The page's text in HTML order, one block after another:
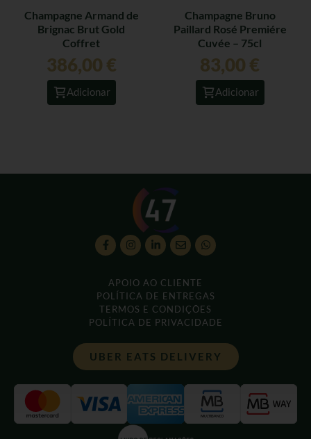
Champagne Armand de
Brignac Brut Gold
Coffret
386,00 €
Adicionar
Champagne Bruno
Paillard Rosé Premiére
Cuvée – 75cl
83,00 €
Adicionar
APOIO AO CLIENTE
POLÍTICA DE ENTREGAS
TERMOS E CONDIÇÕES
POLÍTICA DE PRIVACIDADE
UBER EATS DELIVERY